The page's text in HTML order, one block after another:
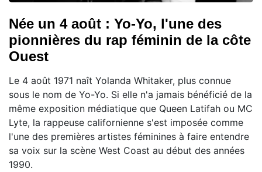
Née un 4 août : Yo-Yo, l'une des
pionnières du rap féminin de la côte
Ouest
Le 4 août 1971 naît Yolanda Whitaker, plus connue
sous le nom de Yo-Yo. Si elle n'a jamais bénéficié de la
même exposition médiatique que Queen Latifah ou MC
Lyte, la rappeuse californienne s'est imposée comme
l'une des premières artistes féminines à faire entendre
sa voix sur la scène West Coast au début des années
1990.